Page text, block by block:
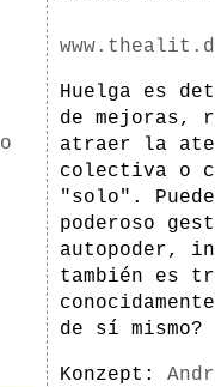
Huelga es
de mejoras,
atraer la
colectiva o
"solo".
poderoso
autopoder,
también es
de sí
Konzept: